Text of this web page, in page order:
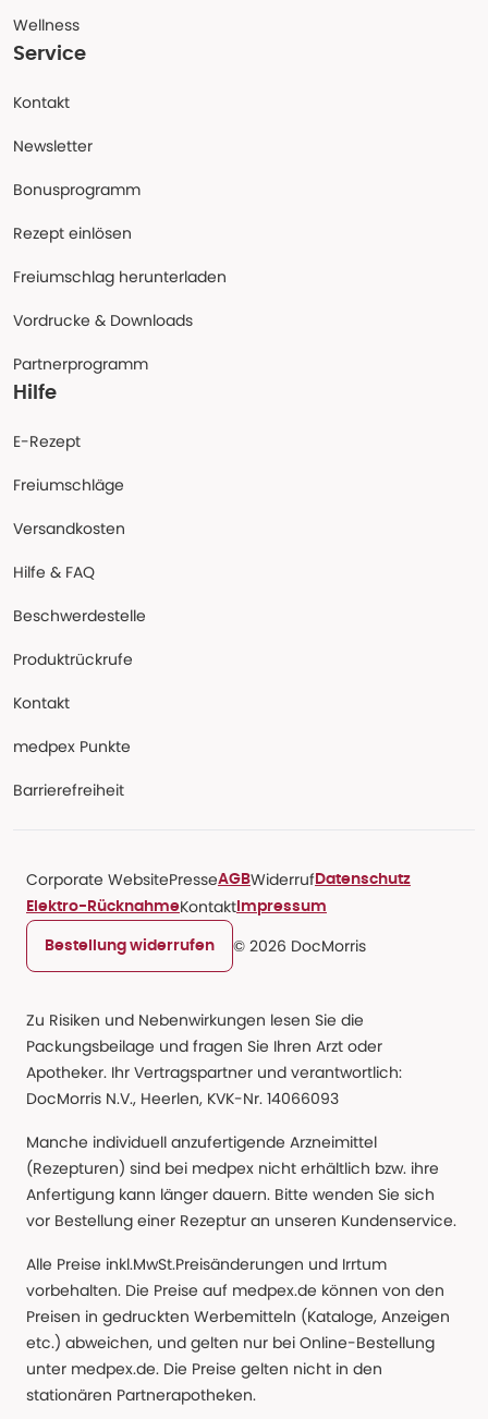
Wellness
Service
Kontakt
Newsletter
Bonusprogramm
Rezept einlösen
Freiumschlag herunterladen
Vordrucke & Downloads
Partnerprogramm
Hilfe
E-Rezept
Freiumschläge
Versandkosten
Hilfe & FAQ
Beschwerdestelle
Produktrückrufe
Kontakt
medpex Punkte
Barrierefreiheit
Corporate WebsitePresseAGBWiderruf Datenschutz
Elektro-RücknahmeKontakt Impressum
Bestellung widerrufen © 2026 DocMorris
Zu Risiken und Nebenwirkungen lesen Sie die
Packungsbeilage und fragen Sie Ihren Arzt oder
Apotheker. Ihr Vertragspartner und verantwortlich:
DocMorris N.V., Heerlen, KVK-Nr. 14066093
Manche individuell anzufertigende Arzneimittel
(Rezepturen) sind bei medpex nicht erhältlich bzw. ihre
Anfertigung kann länger dauern. Bitte wenden Sie sich
vor Bestellung einer Rezeptur an unseren Kundenservice.
Alle Preise inkl.MwSt.Preisänderungen und Irrtum
vorbehalten. Die Preise auf medpex.de können von den
Preisen in gedruckten Werbemitteln (Kataloge, Anzeigen
etc.) abweichen, und gelten nur bei Online-Bestellung
unter medpex.de. Die Preise gelten nicht in den
stationären Partnerapotheken.